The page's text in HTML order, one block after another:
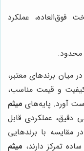
فوق‌العاده، عملکرد
محدود.
در میان برندهای معتبر،
و قیمت مناسب،
دست آورد. پایه‌های میثم
دقیق، عملکردی قابل
مقایسه با برندهایی
میثم